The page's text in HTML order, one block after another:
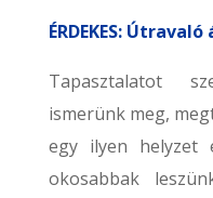
ÉRDEKES:
Tapasztalatot
ismerünk meg,
egy ilyen helyzet
okosabbak